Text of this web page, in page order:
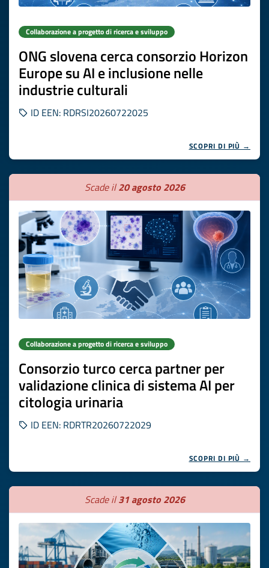
Collaborazione a progetto di ricerca e sviluppo
ONG slovena cerca consorzio Horizon
Europe su AI e inclusione nelle
industrie culturali
ID EEN: RDRSI20260722025
SCOPRI DI PIÙ →
Scade il20 agosto 2026
Collaborazione a progetto di ricerca e sviluppo
Consorzio turco cerca partner per
validazione clinica di sistema AI per
citologia urinaria
ID EEN: RDRTR20260722029
SCOPRI DI PIÙ →
Scade il31 agosto 2026